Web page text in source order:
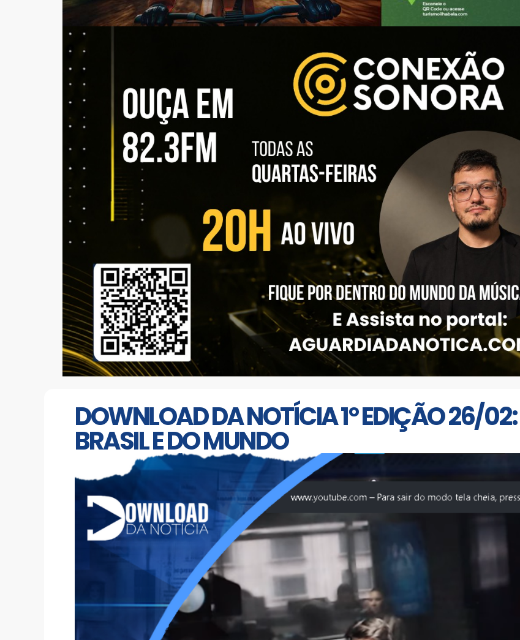
DOWNLOAD DA NOTÍCIA 1° EDIÇÃO 26/
BRASIL E DO MUNDO